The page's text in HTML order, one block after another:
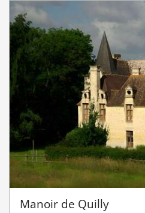
Manoir de Quilly